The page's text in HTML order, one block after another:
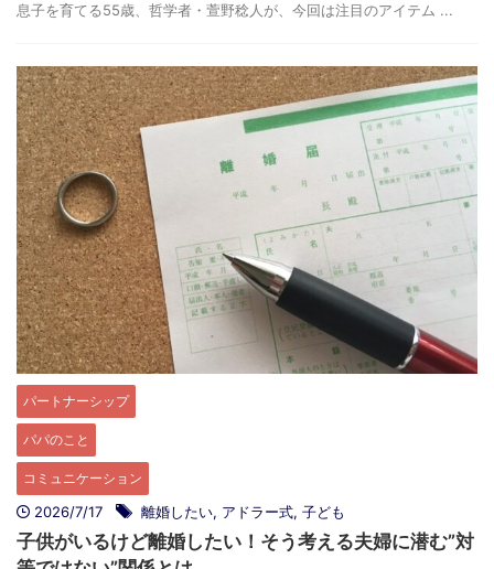
息子を育てる55歳、哲学者・萱野稔人が、今回は注目のアイテム ...
パートナーシップ
パパのこと
コミュニケーション
2026/7/17 離婚したい, アドラー式, 子ども
子供がいるけど離婚したい！そう考える夫婦に潜む”対